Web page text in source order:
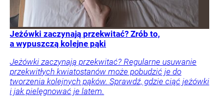
Jeżówki zaczynają przekwitać? Zrób to,
a wypuszczą kolejne pąki
Jeżówki zaczynają przekwitać? Regularne usuwanie
przekwitłych kwiatostanów może pobudzić je do
tworzenia kolejnych pąków. Sprawdź, gdzie ciąć jeżówki
i jak pielęgnować je latem.